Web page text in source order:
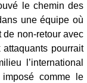
le chemin des
une équipe où
non-retour avec
pourrait
l’international
imposé comme le